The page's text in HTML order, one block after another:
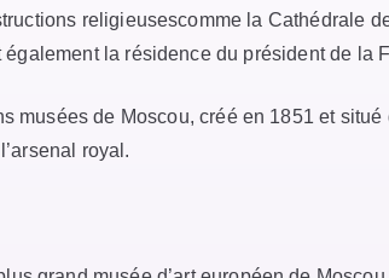
religieusescomme la Cathédrale
la résidence du président de la
musées de Moscou, créé en 1851 et
royal.